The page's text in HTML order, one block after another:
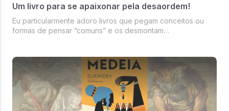
Um livro para se apaixonar pela desaordem!
Eu particularmente adoro livros que pegam conceitos ou
formas de pensar “comuns” e os desmontam